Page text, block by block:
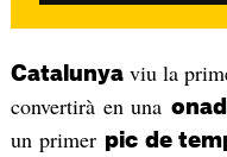
Catalunyaviu la
convertirà en una
un primer pic de